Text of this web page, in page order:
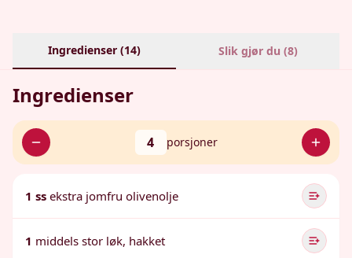
Ingredienser (14) Slik gjør du (8)
Ingredienser
4 porsjoner
1 ss ekstra jomfru olivenolje
1 middels stor løk, hakket